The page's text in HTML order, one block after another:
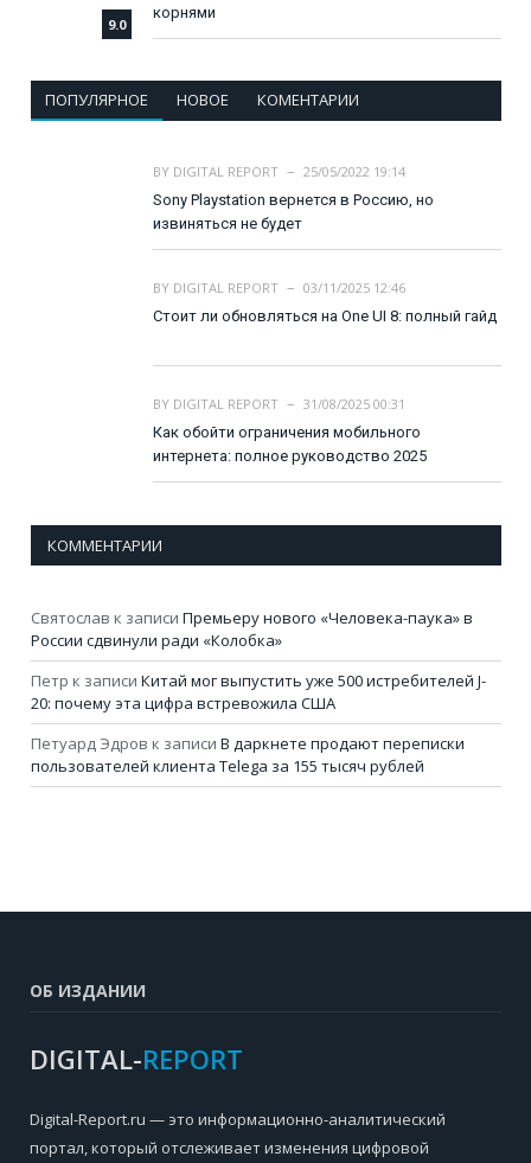
9.0
корнями
ПОПУЛЯРНОЕ НОВОЕ КОМЕНТАРИИ
BY DIGITAL REPORT
25/05/2022 19:14
Sony Playstation вернется в Россию, но
извиняться не будет
BY DIGITAL REPORT
03/11/2025 12:46
Стоит ли обновляться на One UI 8: полный гайд
BY DIGITAL REPORT
31/08/2025 00:31
Как обойти ограничения мобильного
интернета: полное руководство 2025
КОММЕНТАРИИ
Святослав к записи Премьеру нового «Человека-паука» в
России сдвинули ради «Колобка»
Петр к записи Китай мог выпустить уже 500 истребителей J-
20: почему эта цифра встревожила США
Петуард Эдров к записи В даркнете продают переписки
пользователей клиента Telega за 155 тысяч рублей
ОБ ИЗДАНИИ
DIGITAL-REPORT
Digital-Report.ru — это информационно-аналитический
портал, который отслеживает изменения цифровой